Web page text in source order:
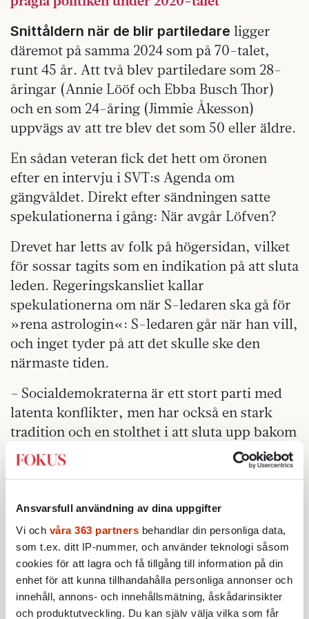
Ansvarsfull användning av dina uppgifter
Vi och våra 363 partners behandlar din personliga data,
som t.ex. ditt IP-nummer, och använder teknologi såsom
cookies för att lagra och få tillgång till information på din
enhet för att kunna tillhandahålla personliga annonser och
innehåll, annons- och innehållsmätning, åskådarinsikter
och produktutveckling. Du kan själv välja vilka som får
Snittåldern när de blir partiledare ligger
däremot på samma 2024 som på 70-talet,
runt 45 år. Att två blev partiledare som 28-
åringar (Annie Lööf och Ebba Busch Thor)
och en som 24-åring (Jimmie Åkesson)
uppvägs av att tre blev det som 50 eller äldre.
En sådan veteran fick det hett om öronen
efter en intervju i SVT:s Agenda om
gängvåldet. Direkt efter sändningen satte
spekulationerna i gång: När avgår Löfven?
Drevet har letts av folk på högersidan, vilket
för sossar tagits som en indikation på att sluta
leden. Regeringskansliet kallar
spekulationerna om när S-ledaren ska gå för
»rena astrologin«: S-ledaren går när han vill,
och inget tyder på att det skulle ske den
närmaste tiden.
– Socialdemokraterna är ett stort parti med
latenta konflikter, men har också en stark
tradition och en stolthet i att sluta upp bakom
ledaren. Att öppet kritisera partiledaren kan
missgynna karriären, säger Madestam.
Ändå tror hon att det är S och V som står näst
itu att byta partiledare.
– Jonas Sjöstedt av personliga skäl, där
familjen bor i Vietnam. Och Stefan Löfven
orkar kanske inte tända till inför ett val till,
säger Jenny Madestam.